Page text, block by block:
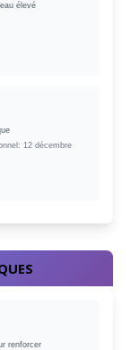
élevé
12 décembre
renforcer